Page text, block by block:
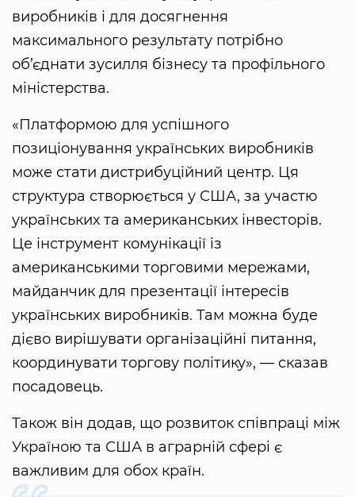
виробників і для досягнення
максимального результату потрібно
об’єднати зусилля бізнесу та профільного
міністерства.
«Платформою для успішного
позиціонування українських виробників
може стати дистрибуційний центр. Ця
структура створюється у США, за участю
українських та американських інвесторів.
Це інструмент комунікації із
американськими торговими мережами,
майданчик для презентації інтересів
українських виробників. Там можна буде
дієво вирішувати організаційні питання,
координувати торгову політику», — сказав
посадовець.
Також він додав, що розвиток співпраці між
Україною та США в аграрній сфері є
важливим для обох країн.